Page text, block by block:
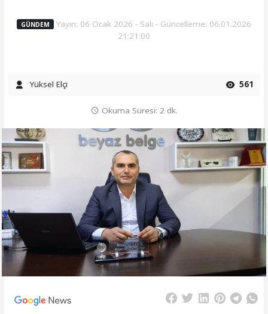
GÜNDEM Yayın: 06 Ocak 2026 - Salı - Güncelleme: 06.01.2026
21:21:00
Yüksel Elçi 561
Okuma Süresi: 2 dk.